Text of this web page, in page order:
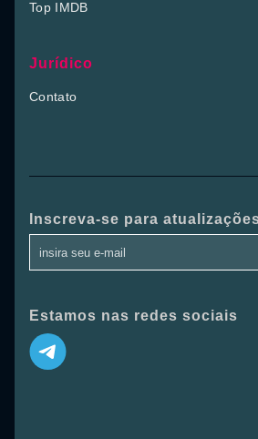
Top IMDB
Jurídico
Contato
Inscreva-se para
Estamos nas redes sociais